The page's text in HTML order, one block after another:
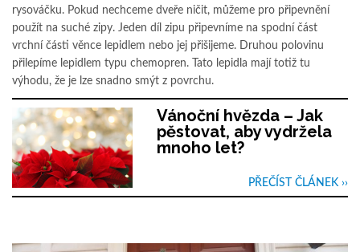
rysováčku. Pokud nechceme dveře ničit, můžeme pro připevnění
použít na suché zipy. Jeden díl zipu připevníme na spodní část
vrchní části věnce lepidlem nebo jej přišijeme. Druhou polovinu
přilepíme lepidlem typu chemopren. Tato lepidla mají totiž tu
výhodu, že je lze snadno smýt z povrchu.
Vánoční hvězda – Jak
pěstovat, aby vydržela
mnoho let?
PŘEČÍST ČLÁNEK ››